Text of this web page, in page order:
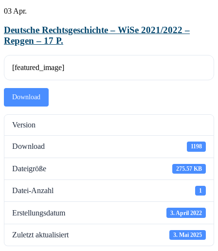
03 Apr.
Deutsche Rechtsgeschichte – WiSe 2021/2022 –
Repgen – 17 P.
[featured_image]
Download
Version
Download 1198
Dateigröße 275.57 KB
Datei-Anzahl 1
Erstellungsdatum 3. April 2022
Zuletzt aktualisiert 3. Mai 2025